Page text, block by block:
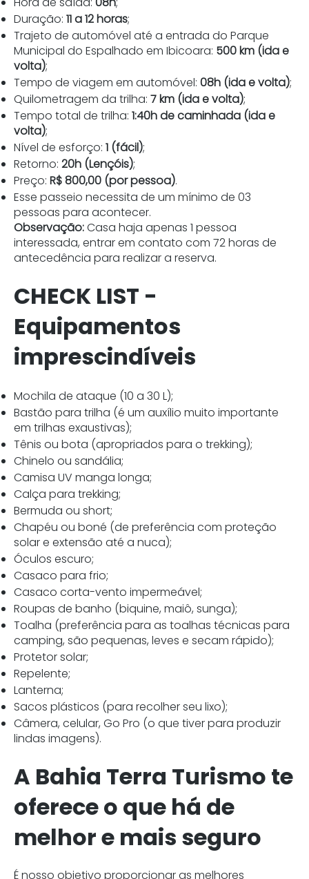
Duração: 11 a 12 horas;
Trajeto de automóvel até a entrada do Parque
Municipal do Espalhado em Ibicoara: 500 km (ida e
volta);
Tempo de viagem em automóvel: 08h (ida e volta);
Quilometragem da trilha: 7 km (ida e volta);
Tempo total de trilha: 1:40h de caminhada (ida e
volta);
Nível de esforço: 1 (fácil);
Retorno: 20h (Lençóis);
Preço: R$ 800,00 (por pessoa).
Esse passeio necessita de um mínimo de 03
pessoas para acontecer.
Observação:Casa haja apenas 1 pessoa
interessada, entrar em contato com 72 horas de
antecedência para realizar a reserva.
CHECK LIST -
Equipamentos
imprescindíveis
Mochila de ataque (10 a 30 L);
Bastão para trilha (é um auxílio muito importante
em trilhas exaustivas);
Tênis ou bota (apropriados para o trekking);
Chinelo ou sandália;
Camisa UV manga longa;
Calça para trekking;
Bermuda ou short;
Chapéu ou boné (de preferência com proteção
solar e extensão até a nuca);
Óculos escuro;
Casaco para frio;
Casaco corta-vento impermeável;
Roupas de banho (biquine, maiô, sunga);
Toalha (preferência para as toalhas técnicas para
camping, são pequenas, leves e secam rápido);
Protetor solar;
Repelente;
Lanterna;
Sacos plásticos (para recolher seu lixo);
Câmera, celular, Go Pro (o que tiver para produzir
lindas imagens).
A Bahia Terra Turismo te
oferece o que há de
melhor e mais seguro
É nosso objetivo proporcionar as melhores